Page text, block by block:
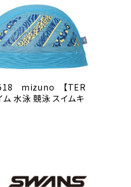
mizuno 【TER
水泳 競泳 スイムキ